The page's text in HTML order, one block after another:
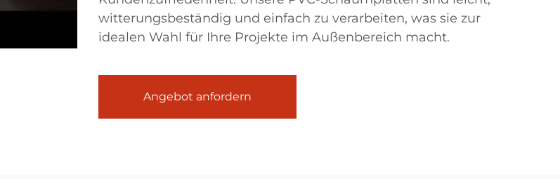
witterungsbeständig und einfach zu verarbeiten, was sie zur
idealen Wahl für Ihre Projekte im Außenbereich macht.
Angebot anfordern